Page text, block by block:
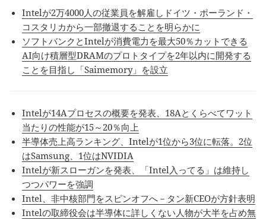
Intelが2万4000人の従業員を解雇しドイツ・ポーランド・
コスタリカから一部撤退することを明らかに
ソフトバンクとIntelが消費電力を最大50％カットできる
AI向け積層型DRAMのプロトタイプを2年以内に開発する
ことを目指し「Saimemory」を設立
Intelが14Aプロセスの概要を発表、18Aとくらべてワット
当たりの性能が15～20％向上
半導体売上高ランキング、Intelが1位から3位に転落。2位
はSamsung、1位はNVIDIA
Intelが新スローガンを発表、「Intel入ってる」は維持し
つつパワーを強調
Intel、非中核部門をスピンオフへ－タン新CEOが方針表明
Intelの取締役会は半導体に詳しくない人物が大半を占め無